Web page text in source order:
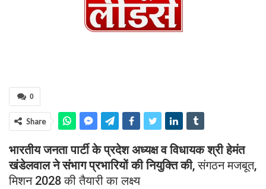
0
Share
भारतीय जनता पार्टी के प्रदेश अध्यक्ष व विधायक श्री हेमंत
खंडेलवाल ने संभाग प्रभारियों की नियुक्ति की, संगठन मजबूत,
मिशन 2028 की तैयारी का लक्ष्य